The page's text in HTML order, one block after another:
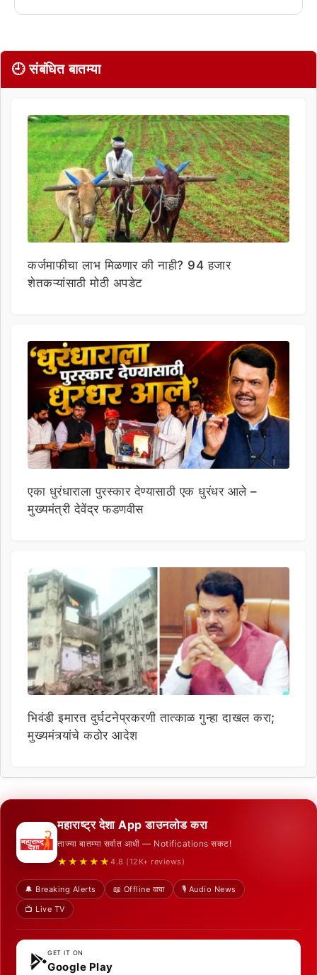
🕘 संबंधित बातम्या
कर्जमाफीचा लाभ मिळणार की नाही? 94 हजार
शेतकऱ्यांसाठी मोठी अपडेट
एका धुरंधाराला पुरस्कार देण्यासाठी एक धुरंधर आले –
मुख्यमंत्री देवेंद्र फडणवीस
भिवंडी इमारत दुर्घटनेप्रकरणी तात्काळ गुन्हा दाखल करा;
मुख्यमंत्र्यांचे कठोर आदेश
महाराष्ट्र देशा App डाउनलोड करा
ताज्या बातम्या सर्वात आधी — Notifications सकट!
★★★★★ 4.8 (12K+ reviews)
🔔 Breaking Alerts 📖 Offline वाचा
🎙️ Audio News
📺 Live TV
GET IT ON
Google Play